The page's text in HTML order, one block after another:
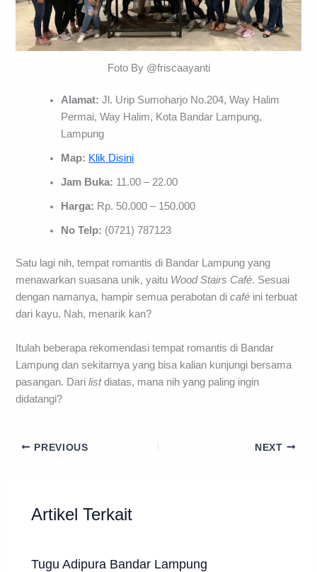
Foto By @friscaayanti
Alamat: Jl. Urip Sumoharjo No.204, Way Halim
Permai, Way Halim, Kota Bandar Lampung,
Lampung
Map: Klik Disini
Jam Buka: 11.00 – 22.00
Harga: Rp. 50.000 – 150.000
No Telp: (0721) 787123
Satu lagi nih, tempat romantis di Bandar Lampung yang
menawarkan suasana unik, yaitu Wood Stairs Café. Sesuai
dengan namanya, hampir semua perabotan dicafé ini terbuat
dari kayu. Nah, menarik kan?
Itulah beberapa rekomendasi tempat romantis di Bandar
Lampung dan sekitarnya yang bisa kalian kunjungi bersama
pasangan. Darilistdiatas, mana nih yang paling ingin
didatangi?
PREVIOUS NEXT
Artikel Terkait
Tugu Adipura Bandar Lampung